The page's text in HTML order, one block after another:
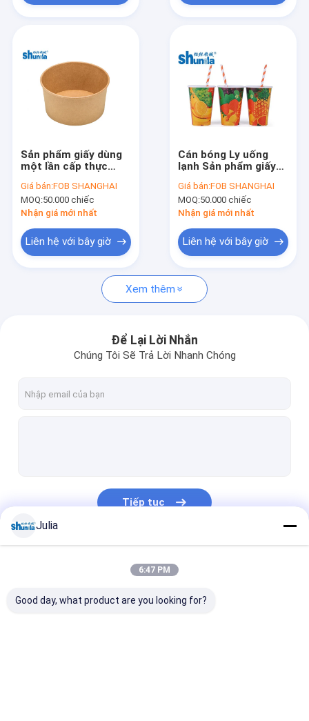
Các sản phẩm
Về chúng tôi
Tham quan nhà máy
Tin tức
Yêu cầu báo giá
Giấy Tea Cup Making Machine
Giấy Coffee Cup Making Machine
Máy Giấy Cup Sleeve
Máy Giấy Cup Thanh tra
Sản phẩm giấy dùng
một lần cấp thực
mang đi PLA tráng
thân thiện với môi
trường
Giá bán:FOB SHANGHAI
MOQ:50.000 chiếc
Nhận giá mới nhất
Liên hệ với bây giờ
Cán bóng Ly uống
lạnh Sản phẩm giấy
đơn
Giá bán:FOB SHANGHAI
MOQ:50.000 chiếc
Nhận giá mới nhất
Liên hệ với bây giờ
Xem thêm
Để Lại Lời Nhắn
Chúng Tôi Sẽ Trả Lời Nhanh Chóng
Tiếp tục
Julia
6:47 PM
Good day, what product are you looking for?